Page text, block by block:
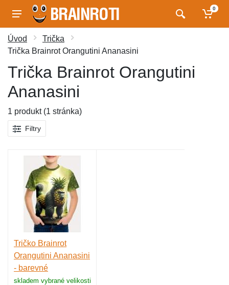
0
Úvod
Trička
Trička Brainrot Orangutini Ananasini
Trička Brainrot Orangutini
Ananasini
1 produkt (1 stránka)
Filtry
Tričko Brainrot
Orangutini Ananasini
- barevné
skladem vybrané velikosti